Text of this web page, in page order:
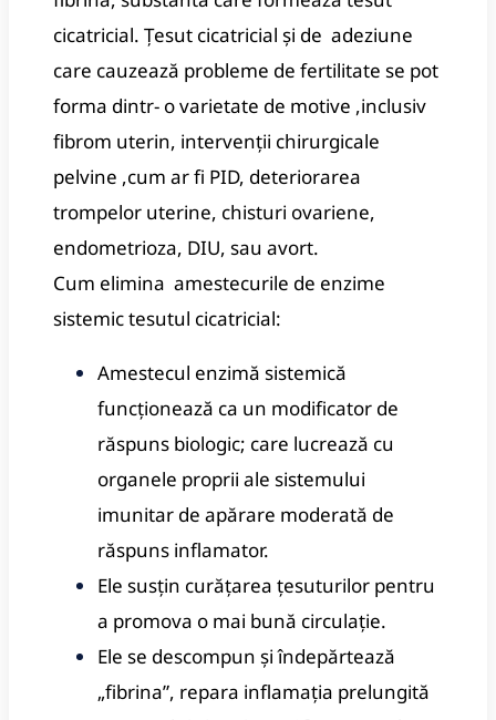
cicatricial. Țesut cicatricial și de adeziune
care cauzează probleme de fertilitate se pot
forma dintr- o varietate de motive ,inclusiv
fibrom uterin, intervenții chirurgicale
pelvine ,cum ar fi PID, deteriorarea
trompelor uterine, chisturi ovariene,
endometrioza, DIU, sau avort.
Cum elimina amestecurile de enzime
sistemic tesutul cicatricial:
Amestecul enzimă sistemică
funcționează ca un modificator de
răspuns biologic; care lucrează cu
organele proprii ale sistemului
imunitar de apărare moderată de
răspuns inflamator.
Ele susțin curățarea țesuturilor pentru
a promova o mai bună circulație.
Ele se descompun și îndepărtează
„fibrina”, repara inflamația prelungită